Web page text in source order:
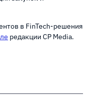
в FinTech-решения
редакции CP Media.